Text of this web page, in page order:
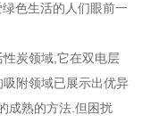
色生活的人们眼前一
炭领域,它在双电层
附领域已展示出优异
成熟的方法.但困扰